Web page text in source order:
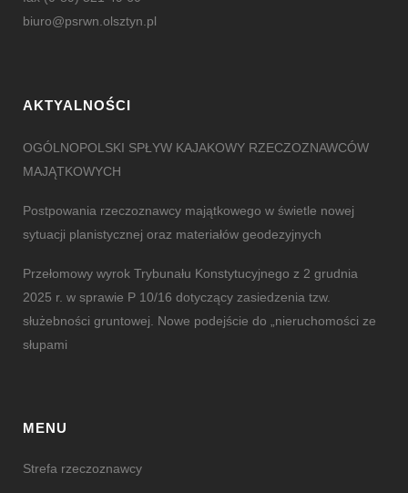
biuro@psrwn.olsztyn.pl
AKTYALNOŚCI
OGÓLNOPOLSKI SPŁYW KAJAKOWY RZECZOZNAWCÓW
MAJĄTKOWYCH
Postpowania rzeczoznawcy majątkowego w świetle nowej
sytuacji planistycznej oraz materiałów geodezyjnych
Przełomowy wyrok Trybunału Konstytucyjnego z 2 grudnia
2025 r. w sprawie P 10/16 dotyczący zasiedzenia tzw.
służebności gruntowej. Nowe podejście do „nieruchomości ze
słupami
MENU
Strefa rzeczoznawcy